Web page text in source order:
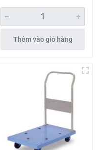
Thêm vào giỏ hàng